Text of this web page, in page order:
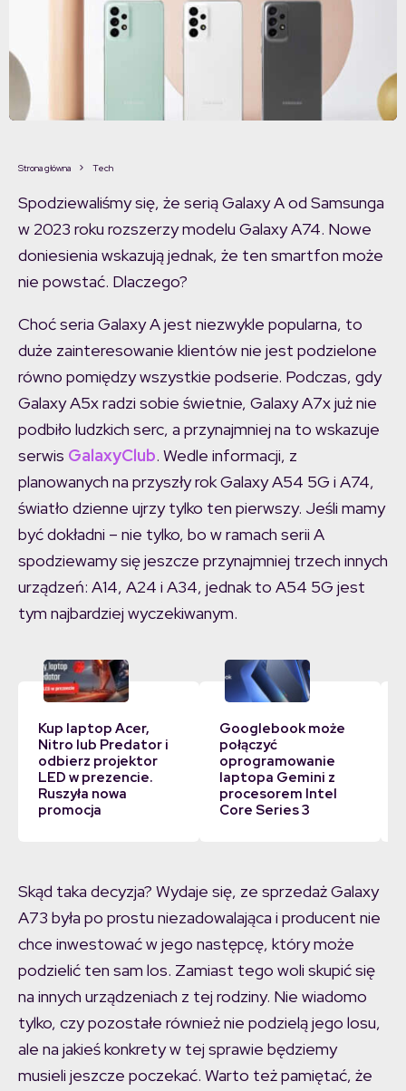
Strona główna Tech
Spodziewaliśmy się, że serią Galaxy A od Samsunga
w 2023 roku rozszerzy modelu Galaxy A74. Nowe
doniesienia wskazują jednak, że ten smartfon może
nie powstać. Dlaczego?
Choć seria Galaxy A jest niezwykle popularna, to
duże zainteresowanie klientów nie jest podzielone
równo pomiędzy wszystkie podserie. Podczas, gdy
Galaxy A5x radzi sobie świetnie, Galaxy A7x już nie
podbiło ludzkich serc, a przynajmniej na to wskazuje
serwis GalaxyClub. Wedle informacji, z
planowanych na przyszły rok Galaxy A54 5G i A74,
światło dzienne ujrzy tylko ten pierwszy. Jeśli mamy
być dokładni – nie tylko, bo w ramach serii A
spodziewamy się jeszcze przynajmniej trzech innych
urządzeń: A14, A24 i A34, jednak to A54 5G jest
tym najbardziej wyczekiwanym.
Kup laptop Acer,
Nitro lub Predator i
odbierz projektor
LED w prezencie.
Ruszyła nowa
promocja
Googlebook może
połączyć
oprogramowanie
laptopa Gemini z
procesorem Intel
Core Series 3
Skąd taka decyzja? Wydaje się, ze sprzedaż Galaxy
A73 była po prostu niezadowalająca i producent nie
chce inwestować w jego następcę, który może
podzielić ten sam los. Zamiast tego woli skupić się
na innych urządzeniach z tej rodziny. Nie wiadomo
tylko, czy pozostałe również nie podzielą jego losu,
ale na jakieś konkrety w tej sprawie będziemy
musieli jeszcze poczekać. Warto też pamiętać, że